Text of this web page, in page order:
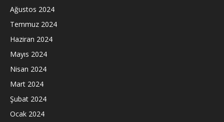
Ağustos 2024
Temmuz 2024
Haziran 2024
Mayıs 2024
Nisan 2024
Mart 2024
Şubat 2024
Ocak 2024